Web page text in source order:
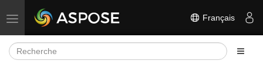
Basculer la navigation Français